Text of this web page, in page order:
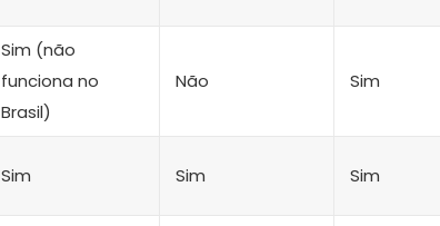
Sim (não
funciona no
Brasil)
Não Sim
Sim Sim Sim